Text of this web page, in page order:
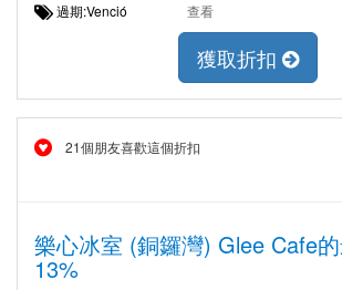
過期:Venció 查看
獲取折扣
21個朋友喜歡這個折扣
樂心冰室 (銅鑼灣) Glee Cafe
13%